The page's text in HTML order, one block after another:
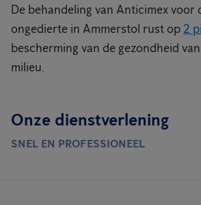
De behandeling van Anticimex voor
ongedierte in Ammerstol rust op 2
bescherming van de gezondheid
milieu.
Onze dienstverlening
SNEL EN PROFESSIONEEL